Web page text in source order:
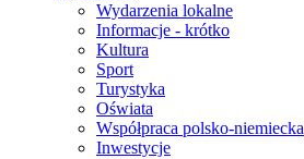
Wydarzenia lokalne
Informacje - krótko
Kultura
Sport
Turystyka
Oświata
Współpraca polsko-niemiecka
Inwestycje